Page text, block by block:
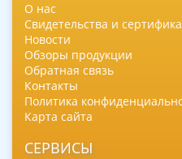
О нас
Свидетельства и
Новости
Обзоры продукции
Обратная связь
Контакты
Политика
Карта сайта
СЕРВИСЫ